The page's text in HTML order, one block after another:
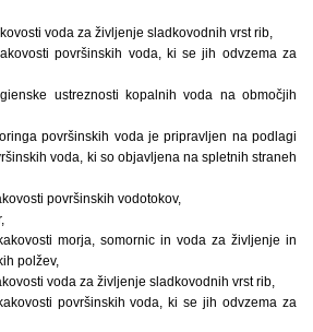
voda za življenje sladkovodnih vrst rib,
površinskih voda, ki se jih odvzema za
ustreznosti kopalnih voda na območjih
površinskih voda je pripravljen na podlagi
voda, ki so objavljena na spletnih straneh
površinskih vodotokov,
morja, somornic in voda za življenje in
polžev,
voda za življenje sladkovodnih vrst rib,
površinskih voda, ki se jih odvzema za